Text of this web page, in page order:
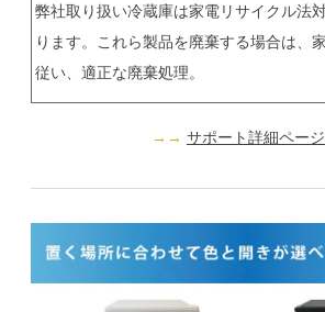
弊社取り扱い冷蔵庫は家電リサイクル法
ります。これら製品を廃棄する場合は、
従い、適正な廃棄処理。
サポート詳細ペー